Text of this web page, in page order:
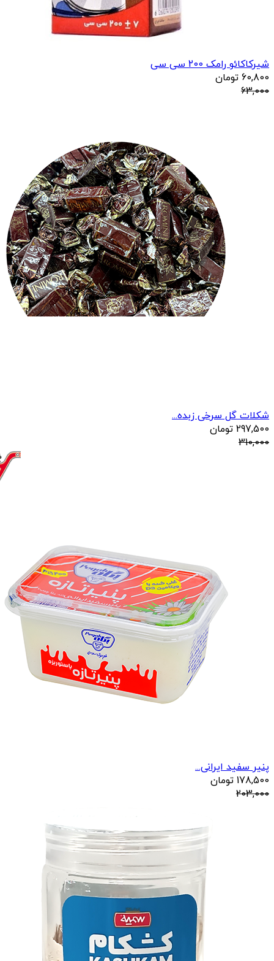
شیرکاکائو رامک 200 سی سی
60,800 تومان
63,000
شکلات گل سرخی زبده...
297,500 تومان
310,000
پنیر سفید ایرانی...
178,500 تومان
203,000